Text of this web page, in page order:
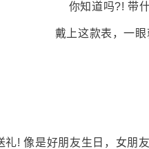
你知道吗?! 带
戴上这款表，一
礼! 像是好朋友生日，女朋